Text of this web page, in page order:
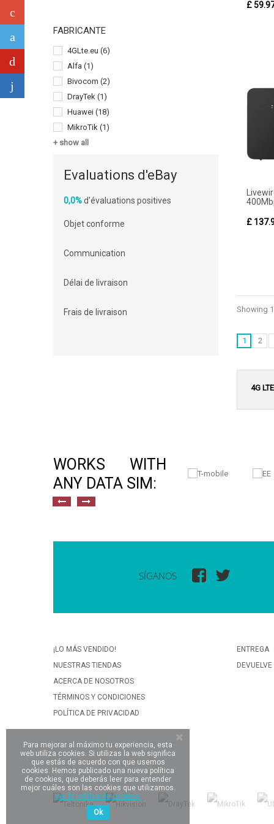
FABRICANTE
4GLte.eu (6)
Alfa (1)
Bivocom (2)
DrayTek (1)
Huawei (18)
MikroTik (1)
+ show all
Evaluations d'eBay
0,0%d'évaluations positives
Objet conforme
Communication
Délai de livraison
Frais de livraison
£
£
Showing
1 2
4G
WORKS WITH
ANY DATA SIM:
SÍGANOS
¡LO MÁS VENDIDO!
NUESTRAS TIENDAS
ACERCA DE NOSOTROS
TÉRMINOS Y CONDICIONES
POLÍTICA DE PRIVACIDAD
ENTREGA
DEVUELVE
Para mejorar al máximo tu experiencia, esta
web utiliza cookies. Si utilizas la web significa
que estás de acuerdo con que usemos
cookies. Hemos publicado una nueva política
de cookies, que deberás leer para entender
mejor cuáles son las cookies que utilizamos.
Ver la política de cookies.
Ok